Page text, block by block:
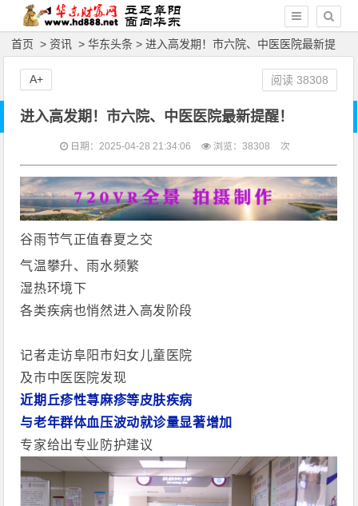
首页 >资讯 >华东头条 > 进入高发期！市六院、中医医院最新提
醒！
进入高发期！市六院、中医医院最新提醒！
日期：2025-04-28 21:34:06 浏览： 38308 次
谷雨节气正值春夏之交
气温攀升、雨水频繁
湿热环境下
各类疾病也悄然进入高发阶段
记者走访阜阳市妇女儿童医院
及市中医 医 院发现
近期丘疹性荨麻疹等皮肤疾病
与老年群体血压波动就诊量显著增加
专家给出专业防护建议
阅读38308
A+